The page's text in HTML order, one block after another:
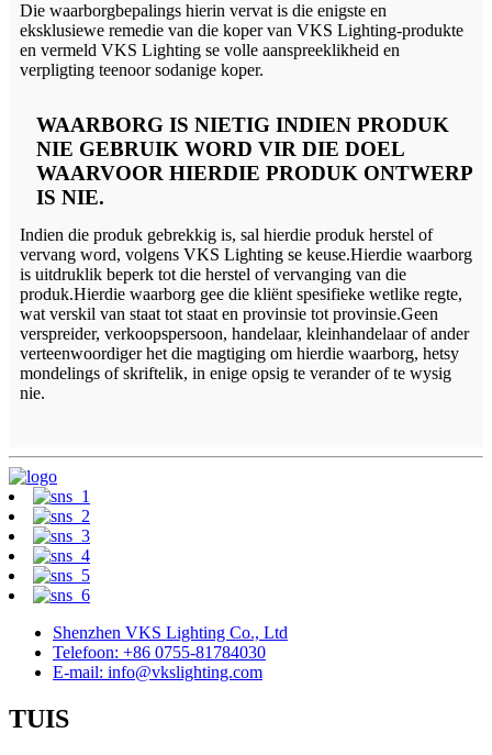
Die waarborgbepalings hierin vervat is die enigste en
eksklusiewe remedie van die koper van VKS Lighting-produkte
en vermeld VKS Lighting se volle aanspreeklikheid en
verpligting teenoor sodanige koper.
WAARBORG IS NIETIG INDIEN PRODUK
NIE GEBRUIK WORD VIR DIE DOEL
WAARVOOR HIERDIE PRODUK ONTWERP
IS NIE.
Indien die produk gebrekkig is, sal hierdie produk herstel of
vervang word, volgens VKS Lighting se keuse.Hierdie waarborg
is uitdruklik beperk tot die herstel of vervanging van die
produk.Hierdie waarborg gee die kliënt spesifieke wetlike regte,
wat verskil van staat tot staat en provinsie tot provinsie.Geen
verspreider, verkoopspersoon, handelaar, kleinhandelaar of ander
verteenwoordiger het die magtiging om hierdie waarborg, hetsy
mondelings of skriftelik, in enige opsig te verander of te wysig
nie.
Shenzhen VKS Lighting Co., Ltd
Telefoon: +86 0755-81784030
E-mail: info@vkslighting.com
TUIS